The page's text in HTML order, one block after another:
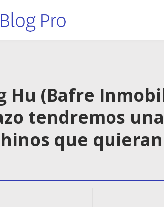
Hu (Bafre
tendremos
que